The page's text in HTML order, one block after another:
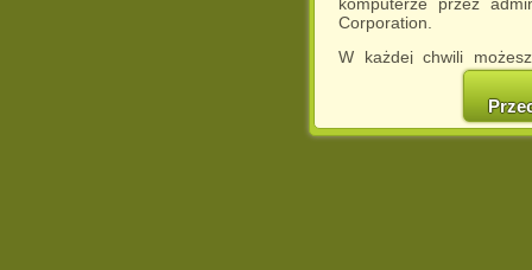
Corporation.
W każdej chwili
cookies w swojej
w naszej
http://chomikuj.pl/